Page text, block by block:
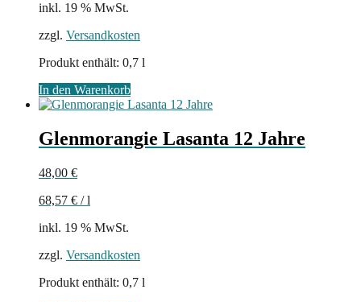
inkl. 19 % MwSt.
zzgl. Versandkosten
Produkt enthält: 0,7 l
In den Warenkorb
Glenmorangie Lasanta 12 Jahre
48,00 €
68,57 € /l
inkl. 19 % MwSt.
zzgl. Versandkosten
Produkt enthält: 0,7 l